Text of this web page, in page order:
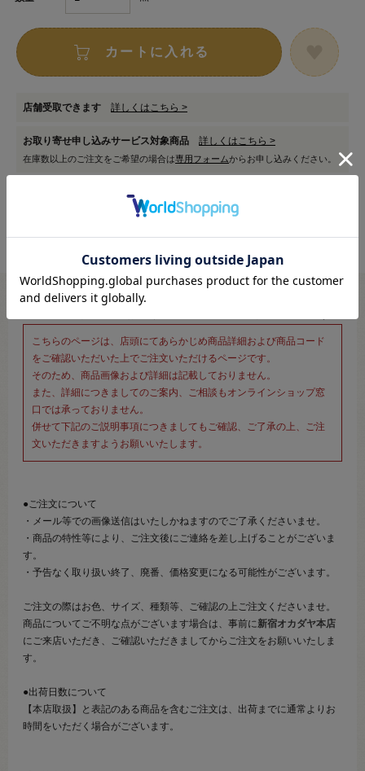
カートに入れる
店舗受取できます 詳しくはこちら >
お取り寄せ申し込みサービス対象商品 詳しくはこちら >
在庫数以上のご注文をご希望の場合は専用フォームからお申し込みください。
こちらのページは、店頭にてあらかじめ商品詳細および商品コード
をご確認いただいた上でご注文いただけるページです。
そのため、商品画像および詳細は記載しておりません。
また、詳細につきましてのご案内、ご相談もオンラインショップ窓
口では承っておりません。
併せて下記のご説明事項につきましてもご確認、ご了承の上、ご注
文いただきますようお願いいたします。
●ご注文について
・メール等での画像送信はいたしかねますのでご了承くださいませ。
・商品の特性等により、ご注文後にご連絡を差し上げることがございま
す。
・予告なく取り扱い終了、廃番、価格変更になる可能性がございます。
ご注文の際はお色、サイズ、種類等、ご確認の上ご注文くださいませ。
商品についてご不明な点がございます場合は、事前に新宿オカダヤ本店
にご来店いただき、ご確認いただきましてからご注文をお願いいたしま
す。
●出荷日数について
【本店取扱】と表記のある商品を含むご注文は、出荷までに通常よりお
時間をいただく場合がございます。